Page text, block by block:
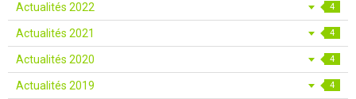
Actualités 2022 4
Actualités 2021 4
Actualités 2020 4
Actualités 2019 4